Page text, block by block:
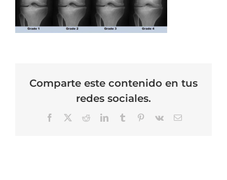
Comparte este contenido en tus
redes sociales.
Facebook RedditLinkedInTumblr Pinterest
Vk
Correo